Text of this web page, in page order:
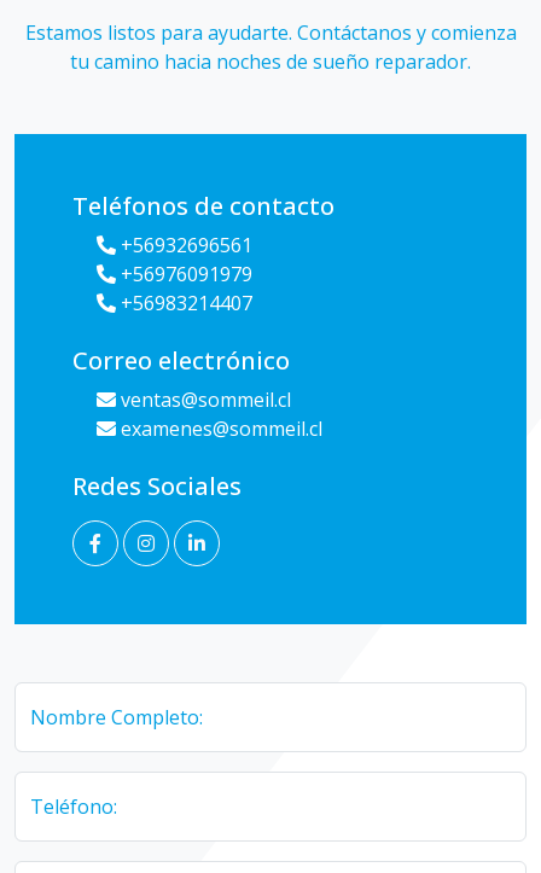
Estamos listos para ayudarte. Contáctanos y comienza
tu camino hacia noches de sueño reparador.
Teléfonos de contacto
+56932696561
+56976091979
+56983214407
Correo electrónico
ventas@sommeil.cl
examenes@sommeil.cl
Redes Sociales
Nombre Completo:
Teléfono: